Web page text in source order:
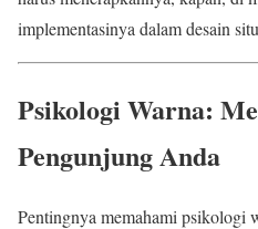
implementasinya dalam desain
Psikologi Warna:
Pengunjung Anda
Pentingnya memahami psikologi